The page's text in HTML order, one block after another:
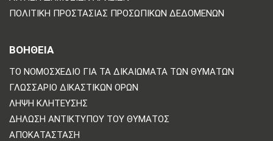
ΠΟΛΙΤΙΚΗ ΠΡΟΣΤΑΣΙΑΣ ΠΡΟΣΩΠΙΚΩΝ ΔΕΔΟΜΕΝΩΝ
ΒΟΗΘΕΙΑ
ΤΟ ΝΟΜΟΣΧΈΔΙΟ ΓΙΑ ΤΑ ΔΙΚΑΙΏΜΑΤΑ ΤΩΝ ΘΥΜΆΤΩΝ
ΓΛΩΣΣΆΡΙΟ ΔΙΚΑΣΤΙΚΏΝ ΌΡΩΝ
ΛΉΨΗ ΚΛΉΤΕΥΣΗΣ
ΔΉΛΩΣΗ ΑΝΤΙΚΤΎΠΟΥ ΤΟΥ ΘΎΜΑΤΟΣ
ΑΠΟΚΑΤΆΣΤΑΣΗ